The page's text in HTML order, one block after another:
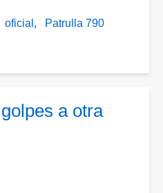
oficial Patrulla 790
a otra